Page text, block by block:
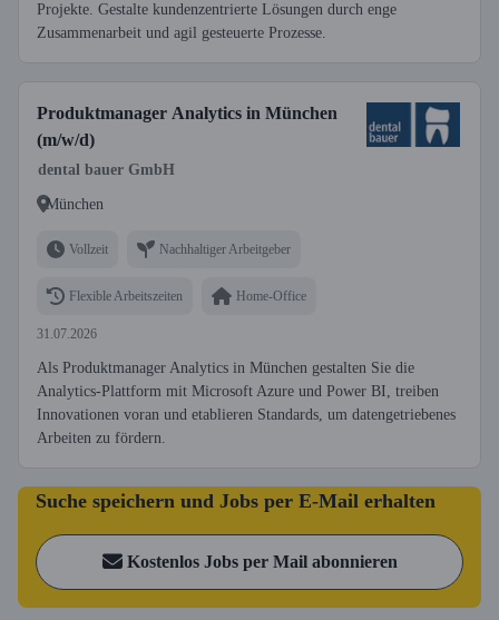
Projekte. Gestalte kundenzentrierte Lösungen durch enge
Zusammenarbeit und agil gesteuerte Prozesse.
Produktmanager Analytics in München
(m/w/d)
dental bauer GmbH
München
Vollzeit Nachhaltiger Arbeitgeber
Flexible Arbeitszeiten Home-Office
31.07.2026
Als Produktmanager Analytics in München gestalten Sie die
Analytics-Plattform mit Microsoft Azure und Power BI, treiben
Innovationen voran und etablieren Standards, um datengetriebenes
Arbeiten zu fördern.
Suche speichern und Jobs per E-Mail erhalten
Kostenlos Jobs per Mail abonnieren